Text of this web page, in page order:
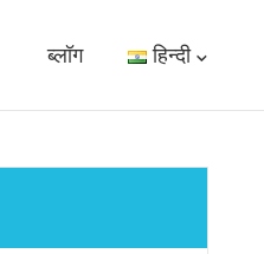
ब्लॉग हिन्दी